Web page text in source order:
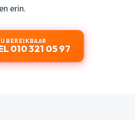
erin.
BEREIKBAAR
010 321 05 97